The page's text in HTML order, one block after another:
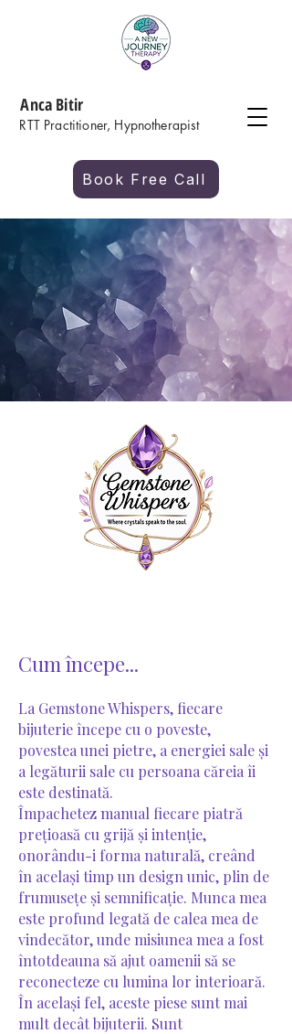
Anca Bitir
RTT Practitioner, Hypnotherapist
Book Free Call
Cum începe...
La Gemstone Whispers, fiecare
bijuterie începe cu o poveste,
povestea unei pietre, a energiei sale și
a legăturii sale cu persoana căreia îi
este destinată.
Împachetez manual fiecare piatră
prețioasă cu grijă și intenție,
onorându-i forma naturală, creând
în același timp un design unic, plin de
frumusețe și semnificație. Munca mea
este profund legată de calea mea de
vindecător, unde misiunea mea a fost
întotdeauna să ajut oamenii să se
reconecteze cu lumina lor interioară.
În același fel, aceste piese sunt mai
mult decât bijuterii. Sunt